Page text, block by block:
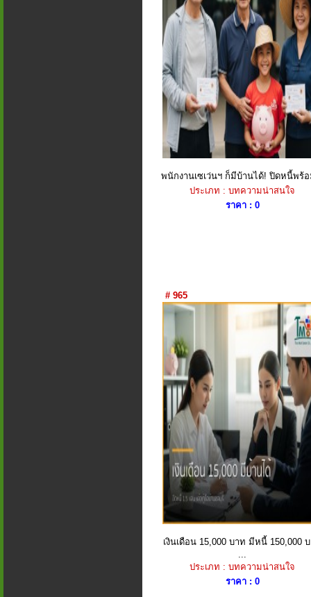
พนักงานเซเว่นฯ ก็มีบ้านได้! ปิดหนี้พร้
ประเภท : บทความน่าสนใจ
ราคา : 0
# 965
เงินเดือน 15,000 บาท มีหนี้ 150,000
...
ประเภท : บทความน่าสนใจ
ราคา : 0